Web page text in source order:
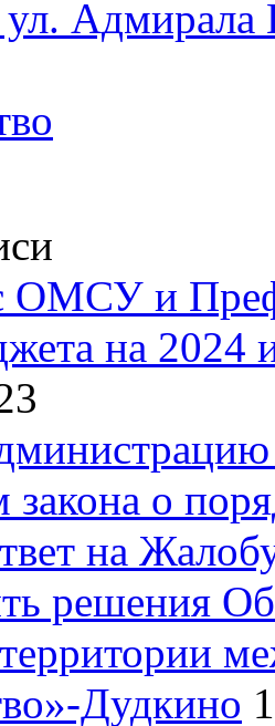
ул. Адмирала
ОМСУ и
на 2024
о
на
решения
Дудкино